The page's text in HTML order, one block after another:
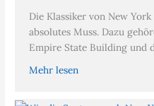
Die Klassiker von New
absolutes Muss. Dazu
Empire State Building und
Mehr lesen